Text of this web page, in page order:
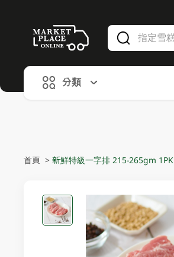
alid Until 30 June 2026
分類
首頁 > 新鮮特級一字排 215-265gm 1PK